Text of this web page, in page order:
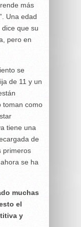
más
Una edad
que su
pero en
se
de 11 y un
toman como
tiene una
de
primeros
se ha
muchas
el
y